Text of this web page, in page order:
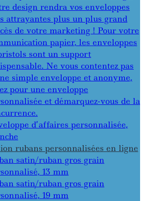
design rendra vos enveloppes
attrayantes plus un plus grand
de votre marketing ! Pour votre
papier, les enveloppes
sont un support
Ne vous contentez pas
simple enveloppe et anonyme,
pour une enveloppe
et démarquez-vous de la
d’affaires personnalisée,
rubans personnalisées en ligne
satin/ruban gros grain
13 mm
satin/ruban gros grain
19 mm